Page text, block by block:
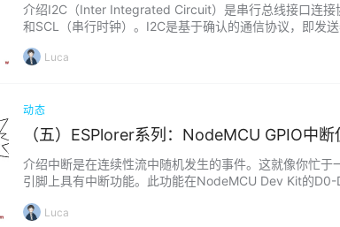
介绍I2C（Inter Integrated Circuit）是串行总线接口连接
和SCL（串行时钟）。I2C是基于确认的通信协议，即发
Luca
动态
（五）ESPlorer系列：NodeMCU GPIO中断
介绍中断是在连续性流中随机发生的事件。这就像你忙
引脚上具有中断功能。此功能在NodeMCU Dev Kit的
Luca